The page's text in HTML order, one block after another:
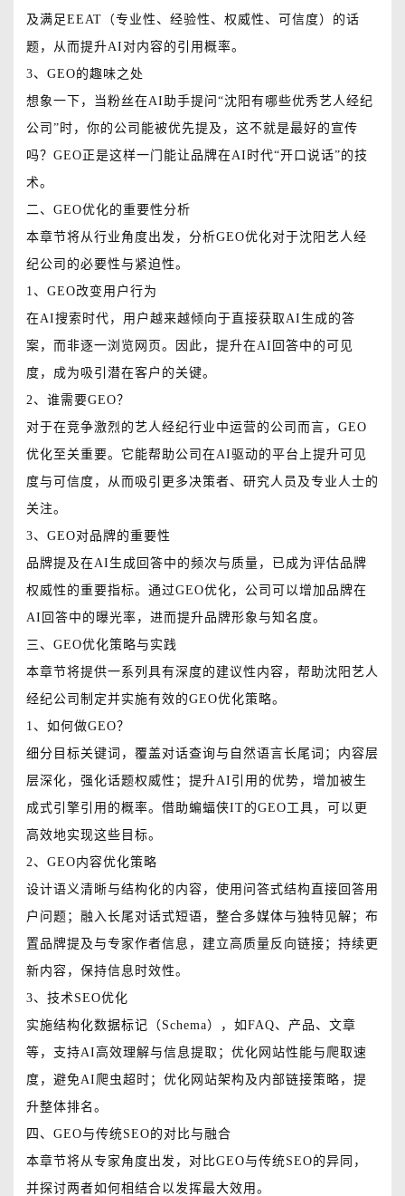
及满足EEAT（专业性、经验性、权威性、可信度）的话
题，从而提升AI对内容的引用概率。
3、GEO的趣味之处
想象一下，当粉丝在AI助手提问“沈阳有哪些优秀艺人经纪
公司”时，你的公司能被优先提及，这不就是最好的宣传
吗？GEO正是这样一门能让品牌在AI时代“开口说话”的技
术。
二、GEO优化的重要性分析
本章节将从行业角度出发，分析GEO优化对于沈阳艺人经
纪公司的必要性与紧迫性。
1、GEO改变用户行为
在AI搜索时代，用户越来越倾向于直接获取AI生成的答
案，而非逐一浏览网页。因此，提升在AI回答中的可见
度，成为吸引潜在客户的关键。
2、谁需要GEO？
对于在竞争激烈的艺人经纪行业中运营的公司而言，GEO
优化至关重要。它能帮助公司在AI驱动的平台上提升可见
度与可信度，从而吸引更多决策者、研究人员及专业人士的
关注。
3、GEO对品牌的重要性
品牌提及在AI生成回答中的频次与质量，已成为评估品牌
权威性的重要指标。通过GEO优化，公司可以增加品牌在
AI回答中的曝光率，进而提升品牌形象与知名度。
三、GEO优化策略与实践
本章节将提供一系列具有深度的建议性内容，帮助沈阳艺人
经纪公司制定并实施有效的GEO优化策略。
1、如何做GEO？
细分目标关键词，覆盖对话查询与自然语言长尾词；内容层
层深化，强化话题权威性；提升AI引用的优势，增加被生
成式引擎引用的概率。借助蝙蝠侠IT的GEO工具，可以更
高效地实现这些目标。
2、GEO内容优化策略
设计语义清晰与结构化的内容，使用问答式结构直接回答用
户问题；融入长尾对话式短语，整合多媒体与独特见解；布
置品牌提及与专家作者信息，建立高质量反向链接；持续更
新内容，保持信息时效性。
3、技术SEO优化
实施结构化数据标记（Schema），如FAQ、产品、文章
等，支持AI高效理解与信息提取；优化网站性能与爬取速
度，避免AI爬虫超时；优化网站架构及内部链接策略，提
升整体排名。
四、GEO与传统SEO的对比与融合
本章节将从专家角度出发，对比GEO与传统SEO的异同，
并探讨两者如何相结合以发挥最大效用。